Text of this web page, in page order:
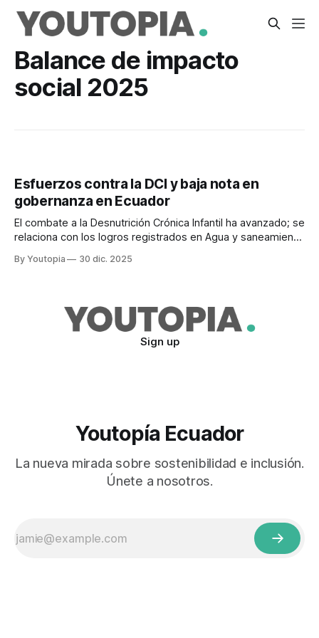
Balance de impacto
social 2025
Esfuerzos contra la DCI y baja nota en
gobernanza en Ecuador
El combate a la Desnutrición Crónica Infantil ha avanzado; se
relaciona con los logros registrados en Agua y saneamiento
By Youtopia 30 dic. 2025
Sign up
Youtopía Ecuador
La nueva mirada sobre sostenibilidad e inclusión.
Únete a nosotros.